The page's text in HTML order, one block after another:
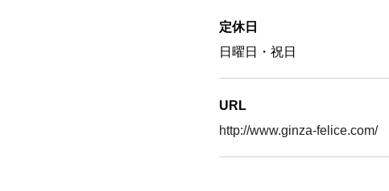
定休日
日曜日・祝日
URL
http://www.ginza-felice.com/